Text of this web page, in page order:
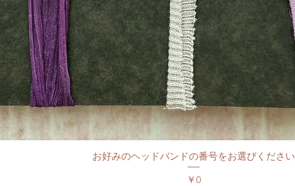
お好みのヘッドバンドの番号をお選びください
価格
￥0